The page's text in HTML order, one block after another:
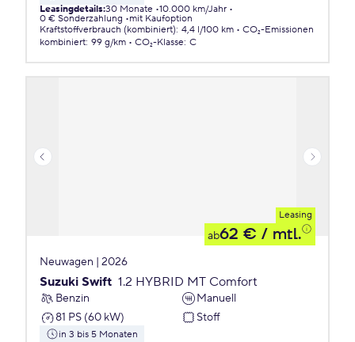
Leasingdetails:30 Monate 10.000 km/Jahr
0 € Sonderzahlung
mit Kaufoption
Kraftstoffverbrauch (kombiniert): 4,4 l/100 km
CO₂-Emissionen
kombiniert: 99 g/km CO₂-Klasse: C
Leasing
ab62 € / mtl.
Neuwagen | 2026
Suzuki Swift 1.2 HYBRID MT Comfort
Benzin
Manuell
81 PS (60 kW)
Stoff
in 3 bis 5 Monaten